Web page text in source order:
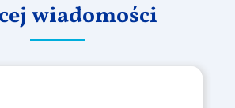
wiadomości